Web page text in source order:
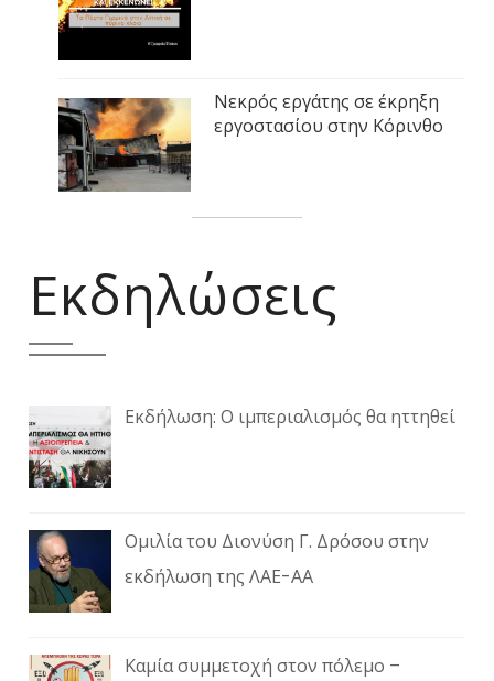
Νεκρός εργάτης σε έκρηξη
εργοστασίου στην Κόρινθο
Εκδηλώσεις
Εκδήλωση: Ο ιμπεριαλισμός θα ηττηθεί
Ομιλία του Διονύση Γ. Δρόσου στην
εκδήλωση της ΛΑΕ-ΑΑ
Καμία συμμετοχή στον πόλεμο –